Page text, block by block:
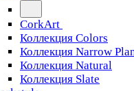
CorkArt
Коллекция Colors
Коллекция Narrow
Коллекция Natural
Коллекция Slate